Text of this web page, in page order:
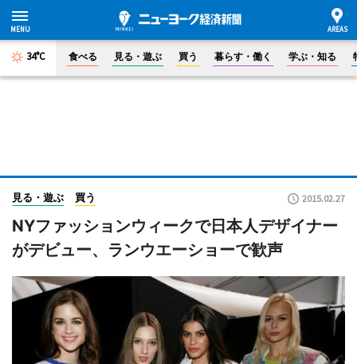
34°C 食べる 見る・遊ぶ 買う 暮らす・働く 学ぶ・知る
見る・遊ぶ 買う 2015.02.27
NYファッションウィークで日本人デザイナー
がデビュー、ランウエーショーで歓声